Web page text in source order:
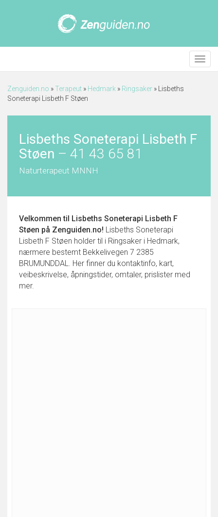
Meny
Zenguiden.no »Terapeut » Hedmark » Ringsaker »
Lisbeths
Soneterapi Lisbeth F Støen
Lisbeths Soneterapi Lisbeth F
Støen – 41 43 65 81
Naturterapeut MNNH
Velkommen til Lisbeths Soneterapi Lisbeth F
Støen på Zenguiden.no! Lisbeths Soneterapi
Lisbeth F Støen holder til i Ringsaker i Hedmark,
nærmere bestemt Bekkelivegen 7 2385
BRUMUNDDAL. Her finner du kontaktinfo, kart,
veibeskrivelse, åpningstider, omtaler, prislister med
mer.